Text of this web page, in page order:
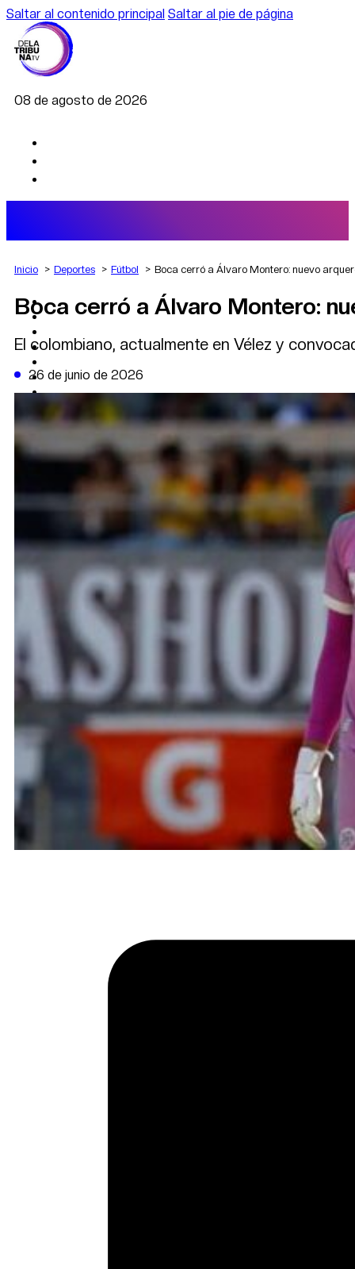
Saltar al contenido principal Saltar al pie de página
08 de agosto de 2026
AGRO
DEPORTES
POLÍTICA
DATA FIRME
DE LA TRIBUNA TV
Inicio Deportes Fútbol Boca cerró a Álvaro Montero: nuevo
Boca cerró a Álvaro Montero:
El colombiano, actualmente en Vélez y
26 de junio de 2026